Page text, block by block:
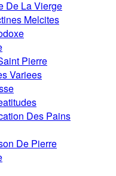
De La Vierge
Melcites
Pierre
Variees
Des Pains
De Pierre